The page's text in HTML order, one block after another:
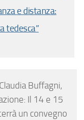
e distanza:
tedesca”
Buffagni,
Il 14 e 15
un convegno